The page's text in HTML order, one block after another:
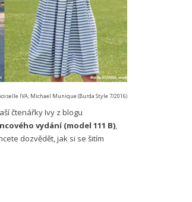
IVA; Michael Munique (Burda Style 7/2016)
čtenářky Ivy z blogu
vydání (model 111 B),
dozvědět, jak si se šitím